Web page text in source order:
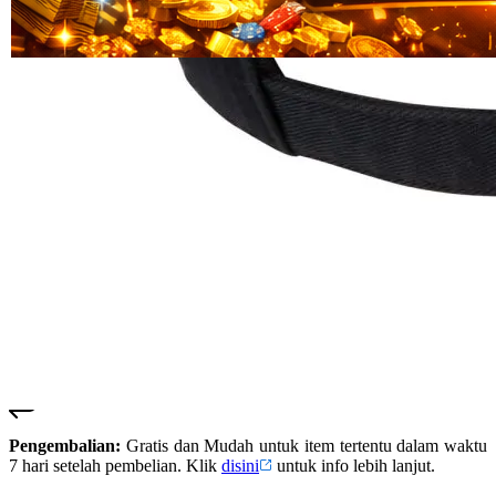
Read
13
Reviews.
HT OFFICIAL
SUSTER123
SUSTER 123
Pengembalian: Gratis dan Mudah untuk item tertentu dalam waktu
7 hari setelah pembelian. Klik disini untuk info lebih lanjut.